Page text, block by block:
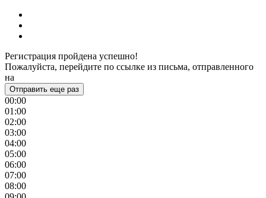
Регистрация пройдена успешно!
Пожалуйста, перейдите по ссылке из письма, отправленного
на
Отправить еще раз
00:00
01:00
02:00
03:00
04:00
05:00
06:00
07:00
08:00